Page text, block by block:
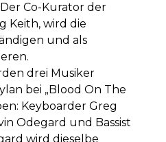
Co-Kurator der
Keith, wird die
und als
drei Musiker
bei „Blood On The
Keyboarder Greg
Odegard und Bassist
wird dieselbe